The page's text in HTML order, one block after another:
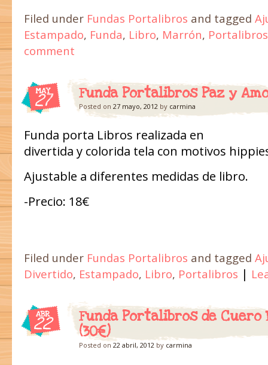
Filed under Fundas Portalibros and tagged
Estampado, Funda, Libro, Marrón, Portalibros
comment
MAY
27 Funda Portalibros Paz y
Posted on 27 mayo, 2012 by carmina
Funda porta Libros realizada en
divertida y colorida tela con motivos
Ajustable a diferentes medidas de libro.
-Precio: 18€
Filed under Fundas Portalibros and tagged
Divertido, Estampado, Libro, Portalibros |
ABR
22
Funda Portalibros de
(30€)
Posted on 22 abril, 2012 by carmina